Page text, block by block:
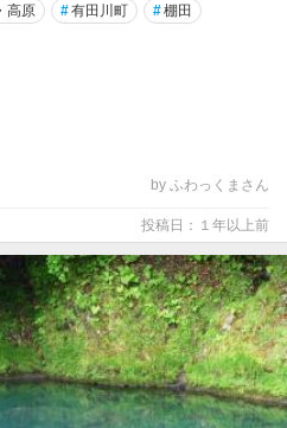
高原 #有田川町 #棚田
by ふわっくまさん
投稿日：１年以上前